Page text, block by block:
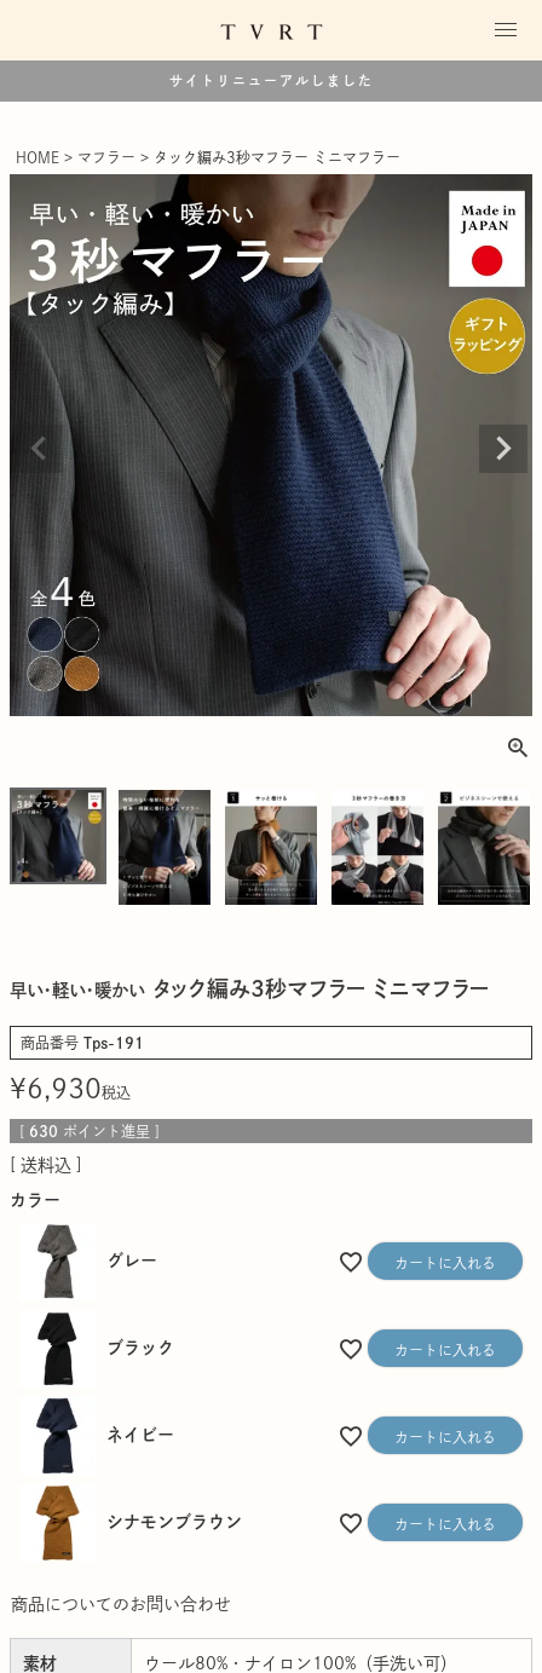
サイトリニューアルしました
HOME マフラー タック編み3秒マフラー ミニマフラー
早い・軽い・暖かい タック編み3秒マフラー ミニマフラー
商品番号 Tps-191
¥6,930税込
[ 630 ポイント進呈 ]
送料込
カラー
グレー カートに入れる
ブラック カートに入れる
ネイビー カートに入れる
シナモンブラウン カートに入れる
商品についてのお問い合わせ
素材 ウール80%・ナイロン100%（手洗い可）